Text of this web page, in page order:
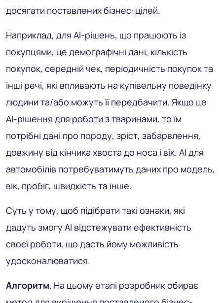
досягати поставлених бізнес-цілей.
Наприклад, для AI-рішень, що працюють із
покупцями, це демографічні дані, кількість
покупок, середній чек, періодичність покупок та
інші речі, які впливають на купівельну поведінку
людини та/або можуть її передбачити. Якщо це
AI-рішення для роботи з тваринами, то їм
потрібні дані про породу, зріст, забарвлення,
довжину від кінчика хвоста до носа і вік. AI для
автомобілів потребуватимуть даних про модель,
вік, пробіг, швидкість та інше.
Суть у тому, щоб підібрати такі ознаки, які
дадуть змогу AI відстежувати ефективність
своєї роботи, що дасть йому можливість
удосконалюватися.
Алгоритм. На цьому етапі розробник обирає